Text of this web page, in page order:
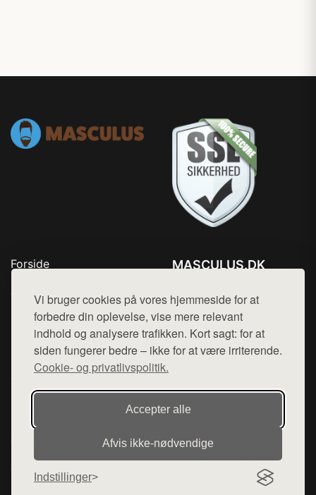
Vi bruger cookies på vores hjemmeside for at
forbedre din oplevelse, vise mere relevant
indhold og analysere trafikken. Kort sagt: for at
siden fungerer bedre – ikke for at være irriterende.
Cookie- og privatlivspolitik.
Accepter alle
Afvis ikke‑nødvendige
Indstillinger
Forside
Top Rabatter
Kontakt
MASCULUS.DK
Mail: hej@want.dk
Cookie- og privatlivspolitik
Denne side er en del af want.dk, der udgiver en række
hjemmesider med præsentation af forskellige produkter fra
diverse webshops. Der sælges ikke varer fra denne side - vi
henviser til de shops, som sælger varen. Vi har heller ikke
varerne på lager.